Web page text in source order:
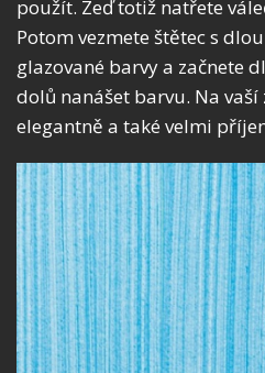
použít. Zeď totiž natřete
Potom vezmete štětec s
glazované barvy a začnete
dolů nanášet barvu. Na
elegantně a také velmi